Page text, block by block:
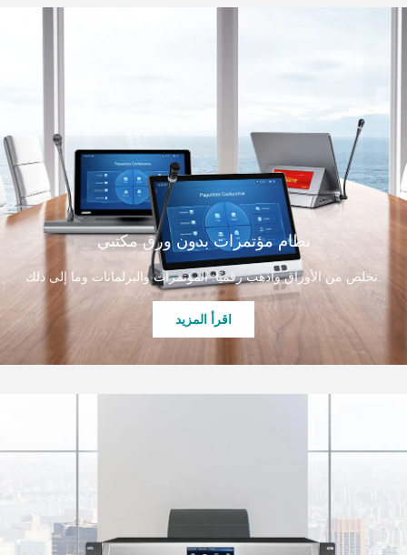
نظام مؤتمرات بدون ورق مكتبي
اقرأ المزيد